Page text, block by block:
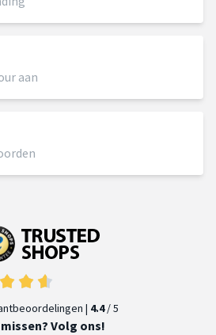
aan
| 4.4/ 5
Volg ons!